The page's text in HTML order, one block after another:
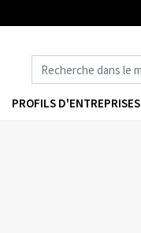
PROFILS D'ENTREPRISES